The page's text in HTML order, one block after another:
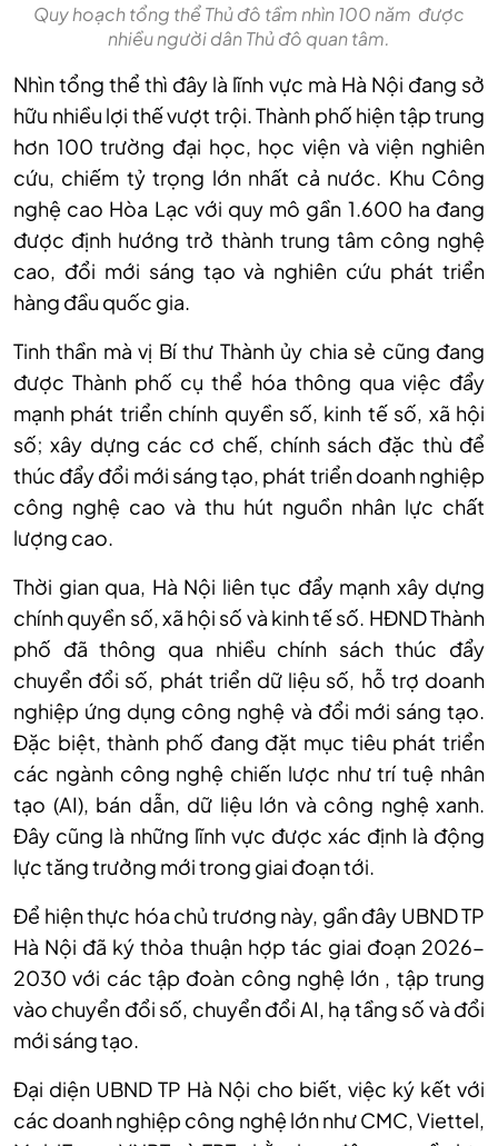
Quy hoạch tổng thể Thủ đô tầm nhìn 100 năm được
nhiều người dân Thủ đô quan tâm.
Nhìn tổng thể thì đây là lĩnh vực mà Hà Nội đang sở
hữu nhiều lợi thế vượt trội. Thành phố hiện tập trung
hơn 100 trường đại học, học viện và viện nghiên
cứu, chiếm tỷ trọng lớn nhất cả nước. Khu Công
nghệ cao Hòa Lạc với quy mô gần 1.600 ha đang
được định hướng trở thành trung tâm công nghệ
cao, đổi mới sáng tạo và nghiên cứu phát triển
hàng đầu quốc gia.
Tinh thần mà vị Bí thư Thành ủy chia sẻ cũng đang
được Thành phố cụ thể hóa thông qua việc đẩy
mạnh phát triển chính quyền số, kinh tế số, xã hội
số; xây dựng các cơ chế, chính sách đặc thù để
thúc đẩy đổi mới sáng tạo, phát triển doanh nghiệp
công nghệ cao và thu hút nguồn nhân lực chất
lượng cao.
Thời gian qua, Hà Nội liên tục đẩy mạnh xây dựng
chính quyền số, xã hội số và kinh tế số. HĐND Thành
phố đã thông qua nhiều chính sách thúc đẩy
chuyển đổi số, phát triển dữ liệu số, hỗ trợ doanh
nghiệp ứng dụng công nghệ và đổi mới sáng tạo.
Đặc biệt, thành phố đang đặt mục tiêu phát triển
các ngành công nghệ chiến lược như trí tuệ nhân
tạo (AI), bán dẫn, dữ liệu lớn và công nghệ xanh.
Đây cũng là những lĩnh vực được xác định là động
lực tăng trưởng mới trong giai đoạn tới.
Để hiện thực hóa chủ trương này, gần đây UBND TP
Hà Nội đã ký thỏa thuận hợp tác giai đoạn 2026-
2030 với các tập đoàn công nghệ lớn , tập trung
vào chuyển đổi số, chuyển đổi AI, hạ tầng số và đổi
mới sáng tạo.
Đại diện UBND TP Hà Nội cho biết, việc ký kết với
các doanh nghiệp công nghệ lớn như CMC, Viettel,